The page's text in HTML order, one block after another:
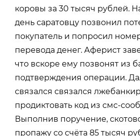
коровы за 30 тысяч рублей.
день саратовцу позвонил
покупатель и попросил
перевода денег. Аферист
что вскоре ему позвонят из
подтверждения операции.
связался связался
продиктовать код из смс-
Выполнив поручение,
пропажу со счёта 85 тысяч